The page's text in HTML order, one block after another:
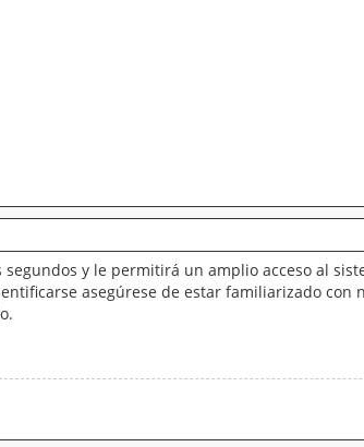
y le permitirá un amplio acceso al
asegúrese de estar familiarizado con